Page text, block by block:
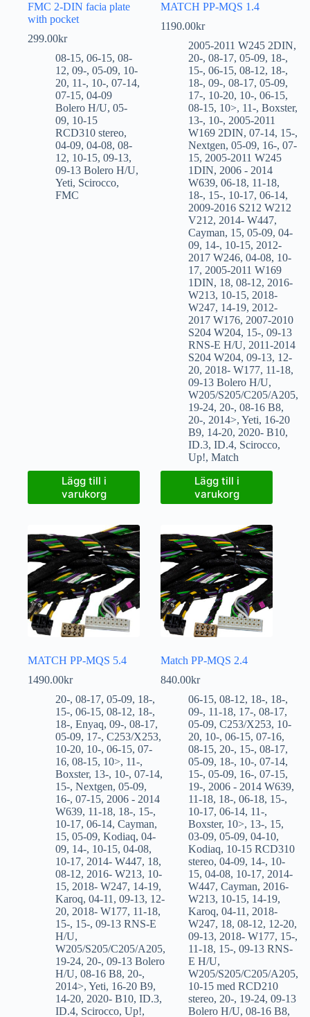
FMC 2-DIN facia plate
with pocket
299.00kr
08-15, 06-15, 08-
12, 09-, 05-09, 10-
20, 11-, 10-, 07-14,
07-15, 04-09
Bolero H/U, 05-
09, 10-15
RCD310 stereo,
04-09, 04-08, 08-
12, 10-15, 09-13,
09-13 Bolero H/U,
Yeti, Scirocco,
FMC
Lägg till i
varukorg
MATCH PP-MQS 1.4
1190.00kr
2005-2011 W245 2DIN,
20-,08-17,05-09, 18-,
15-,06-15,08-12, 18-,
18-,09-,08-17,05-09,
17-, 10-20, 10-,06-15,
08-15, 10>, 11-,Boxster,
13-, 10-, 2005-2011
W169 2DIN,07-14, 15-,
Nextgen,05-09, 16-,07-
15, 2005-2011 W245
1DIN, 2006 - 2014
W639,06-18, 11-18,
18-, 15-, 10-17,06-14,
2009-2016 S212 W212
V212, 2014- W447,
Cayman, 15,05-09,04-
09, 14-, 10-15, 2012-
2017 W246,04-08, 10-
17, 2005-2011 W169
1DIN, 18,08-12, 2016-
W213, 10-15, 2018-
W247, 14-19, 2012-
2017 W176, 2007-2010
S204 W204, 15-,09-13
RNS-E H/U, 2011-2014
S204 W204,09-13, 12-
20, 2018- W177, 11-18,
09-13 Bolero H/U,
W205/S205/C205/A205,
19-24, 20-,08-16 B8,
20-, 2014>,Yeti, 16-20
B9, 14-20, 2020- B10,
ID.3,ID.4, Scirocco,
Up!,Match
Lägg till i
varukorg
MATCH PP-MQS 5.4
1490.00kr
20-, 08-17, 05-09, 18-,
15-, 06-15, 08-12, 18-,
18-, Enyaq, 09-, 08-17,
05-09, 17-, C253/X253,
10-20, 10-, 06-15, 07-
16, 08-15, 10>, 11-,
Boxster, 13-, 10-, 07-14,
15-, Nextgen, 05-09,
16-, 07-15, 2006 - 2014
W639, 11-18, 18-, 15-,
10-17, 06-14, Cayman,
15, 05-09, Kodiaq, 04-
09, 14-, 10-15, 04-08,
10-17, 2014- W447, 18,
08-12, 2016- W213, 10-
15, 2018- W247, 14-19,
Karoq, 04-11 , 09-13, 12-
20, 2018- W177, 11-18,
15-, 15-, 09-13 RNS-E
H/U,
W205/S205/C205/A205,
19-24, 20-, 09-13 Bolero
H/U, 08-16 B8, 20-,
2014>, Yeti, 16-20 B9,
14-20, 2020- B10, ID.3,
ID.4, Scirocco, Up!,
Match PP-MQS 2.4
840.00kr
06-15,08-12, 18-, 18-,
09-, 11-18, 17-,08-17,
05-09,C253/X253, 10-
20, 10-,06-15,07-16,
08-15, 20-, 15-,08-17,
05-09, 18-, 10-,07-14,
15-,05-09, 16-,07-15,
19-, 2006 - 2014 W639,
11-18, 18-,06-18, 15-,
10-17,06-14, 11-,
Boxster, 10>, 13-, 15,
03-09,05-09,04-10,
Kodiaq, 10-15 RCD310
stereo,04-09, 14-, 10-
15,04-08, 10-17, 2014-
W447,Cayman, 2016-
W213, 10-15, 14-19,
Karoq,04-11 , 2018-
W247, 18,08-12, 12-20,
09-13, 2018- W177, 15-,
11-18, 15-,09-13 RNS-
E H/U,
W205/S205/C205/A205,
10-15 med RCD210
stereo, 20-, 19-24,09-13
Bolero H/U,08-16 B8,